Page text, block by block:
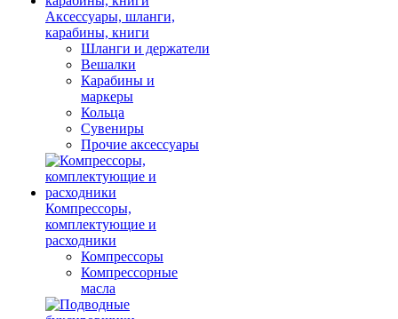
Аксессуары, шланги,
карабины, книги
Шланги и держатели
Вешалки
Карабины и
маркеры
Кольца
Сувениры
Прочие аксессуары
Компрессоры,
комплектующие и
расходники
Компрессоры
Компрессорные
масла